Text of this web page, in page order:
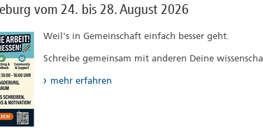
vom 24. bis 28. August 2026
Weil's in Gemeinschaft einfach besser geht.
Schreibe gemeinsam mit anderen Deine
mehr erfahren